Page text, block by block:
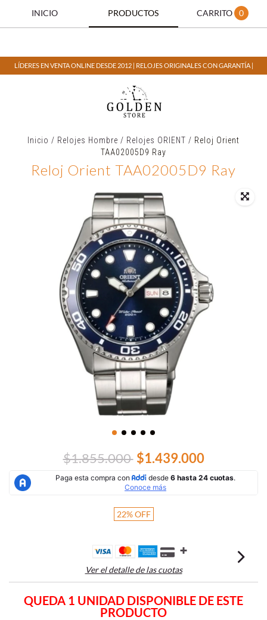
INICIO PRODUCTOS CARRITO 0
LÍDERES EN VENTA ONLINE DESDE 2012 | RELOJES ORIGINALES CON GARANTÍA |
Inicio / Relojes Hombre / Relojes ORIENT / Reloj Orient
TAA02005D9 Ray
Reloj Orient TAA02005D9 Ray
$1.855.000 $1.439.000
22%OFF
Ver el detalle de las cuotas
QUEDA 1 UNIDAD DISPONIBLE DE ESTE
PRODUCTO